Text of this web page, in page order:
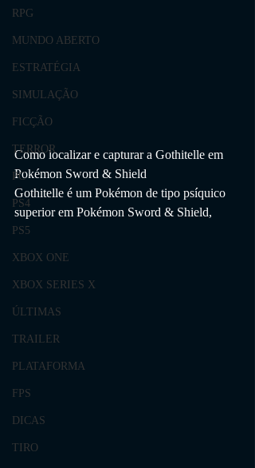
RPG
MUNDO ABERTO
ESTRATÉGIA
SIMULAÇÃO
FICÇÃO
TERROR
PC
PS4
PS5
XBOX ONE
XBOX SERIES X
ÚLTIMAS
TRAILER
PLATAFORMA
FPS
DICAS
TIRO
Como localizar e capturar a Gothitelle em
Pokémon Sword & Shield
Gothitelle é um Pokémon de tipo psíquico
superior em Pokémon Sword & Shield,